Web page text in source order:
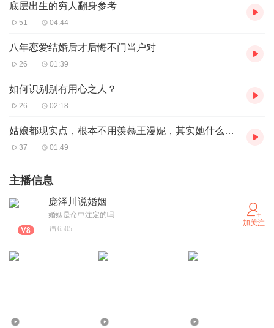
底层出生的穷人翻身参考
51 04:44
八年恋爱结婚后才后悔不门当户对
26 01:39
如何识别别有用心之人？
26 02:18
姑娘都现实点，根本不用羡慕王漫妮，其实她什么都没有
37 01:49
主播信息
庞泽川说婚姻
婚姻是命中注定的吗
6505
加关注